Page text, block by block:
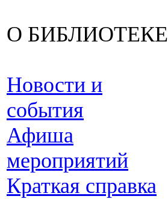
О БИБЛИОТЕКЕ
Новости и
события
Афиша
мероприятий
Краткая справка